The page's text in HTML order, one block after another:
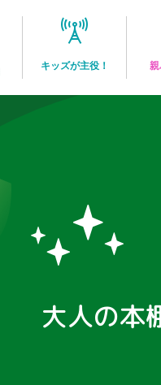
キッズが主役！
大人の本